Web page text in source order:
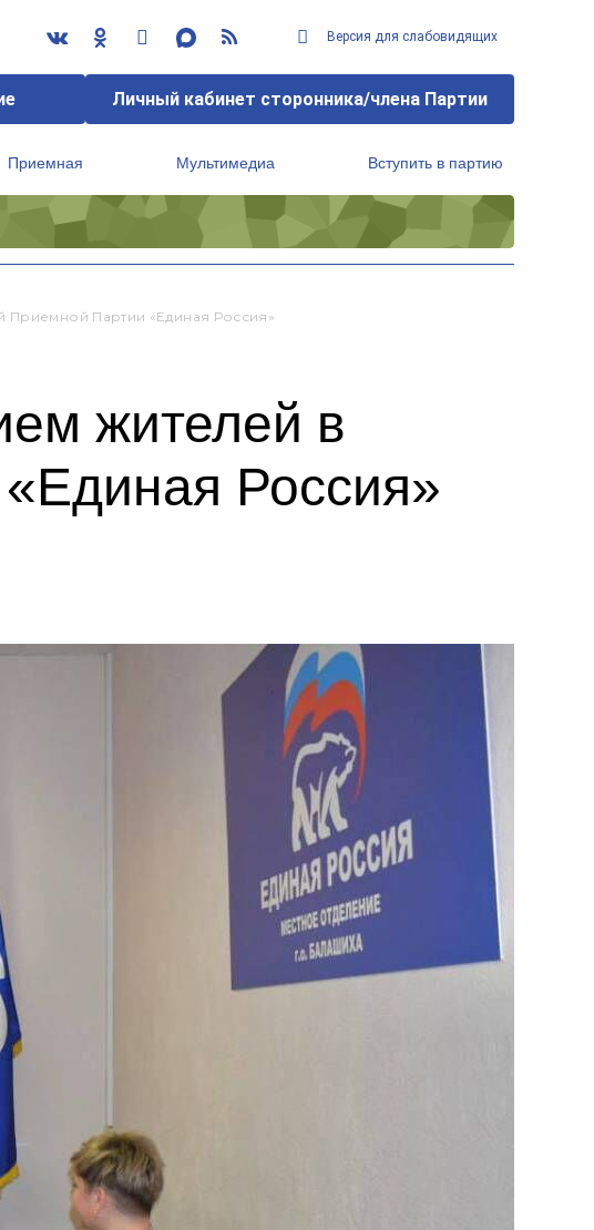
Версия для слабовидящих
Личный кабинет сторонника/члена Партии
Приемная Мультимедиа Вступить в партию
Партии «Единая Россия»
жителей в
Россия»